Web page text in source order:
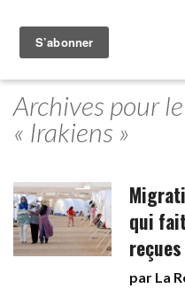
Archives pour
« Irakiens »
qui
reçues
par La